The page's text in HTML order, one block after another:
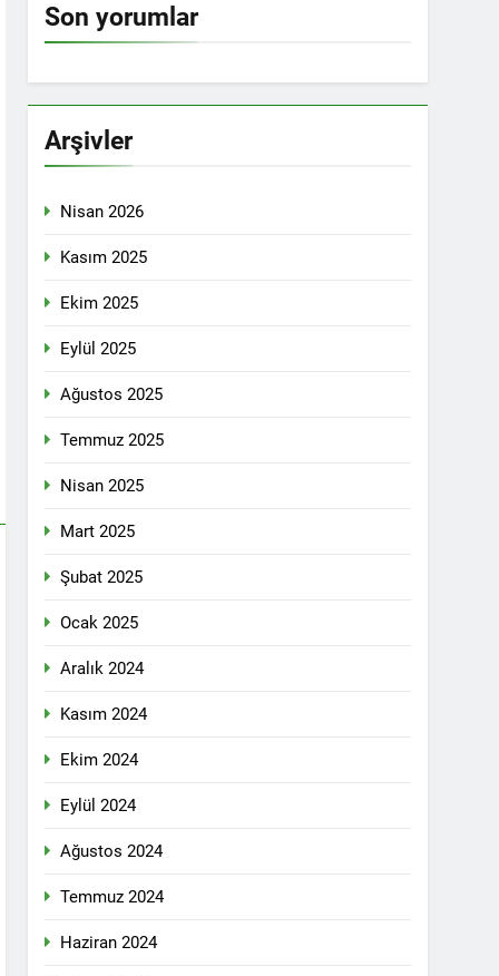
ETRAFINDA KENETLENMELİ
(HAK-PAR), Kürdistan Demokrat
MECLİSİ ÜYELERİ İLE GÖRÜŞTÜ
oldu.
Dönem Stratejileri” üzerine bir
sonra, Hamburg kentinde de
ili Kızıltepe ilçe kongresi yapıldı.
kamuoyu ile paylaşmayı kararlaştırdı.
1 Yıl Ago
ADİL BİR DÜZEN UMUDUMUZU
Halepçe Soykırımının Yaraları,
içermiyor.
Son yorumlar
Arşivler
Nisan 2026
Kasım 2025
Ekim 2025
Eylül 2025
Ağustos 2025
Temmuz 2025
Nisan 2025
Mart 2025
Şubat 2025
Ocak 2025
Aralık 2024
Kasım 2024
Ekim 2024
Eylül 2024
Ağustos 2024
Temmuz 2024
Haziran 2024